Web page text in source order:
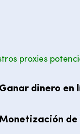
proxies
Ganar dinero en
Monetización de